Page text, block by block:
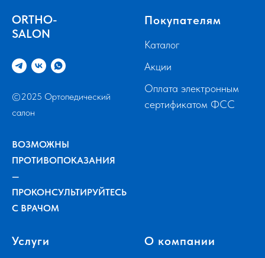
ORTHO-
SALON
©2025 Ортопедический
салон
ВОЗМОЖНЫ
ПРОТИВОПОКАЗАНИЯ
—
ПРОКОНСУЛЬТИРУЙТЕСЬ
С ВРАЧОМ
Покупателям
Каталог
Акции
Оплата электронным
сертификатом ФСС
Услуги О компании